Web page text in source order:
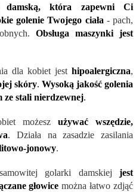
damską, która zapewni Ci
golenie Twojego ciała - pach,
Obsługa maszynki jest
dla kobiet jest hipoalergiczna,
skóry. Wysoką jakość golenia
ze stali nierdzewnej.
możesz używać wszędzie,
. Działa na zasadzie zasilania
jonowy.
golarki damskiej jest
głowice można łatwo zdjąć